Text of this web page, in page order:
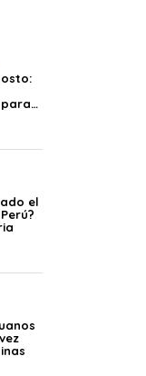
el